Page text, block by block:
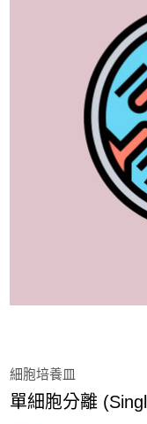
低蛋白吸附培
玻璃底培養皿－
標準型細胞培養
類膠原蛋白組
細胞培養皿
單細胞分離